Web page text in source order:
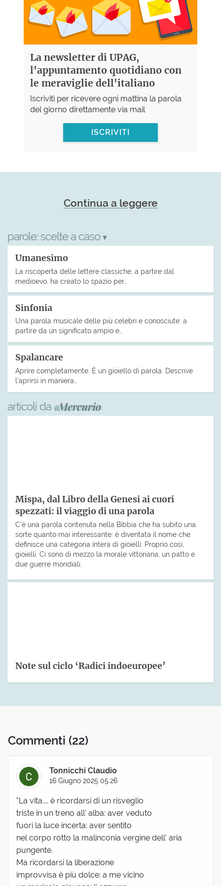
La newsletter di UPAG,
l'appuntamento quotidiano con
le meraviglie dell'italiano
Iscriviti per ricevere ogni mattina la parola
del giorno direttamente via mail
ISCRIVITI
Continua a leggere
parole: scelte a caso ▾
Umanesimo
La riscoperta delle lettere classiche, a partire dal
medioevo, ha creato lo spazio per…
Sinfonia
Una parola musicale delle più celebri e conosciute: a
partire da un significato ampio e…
Spalancare
Aprire completamente. È un gioiello di parola. Descrive
l’aprirsi in maniera…
articoli da
Mispa, dal Libro della Genesi ai cuori
spezzati: il viaggio di una parola
C’è una parola contenuta nella Bibbia che ha subito una
sorte quanto mai interessante: è diventata il nome che
definisce una categoria intera di gioielli. Proprio così,
gioielli. Ci sono di mezzo la morale vittoriana, un patto e
due guerre mondiali.
Note sul ciclo ‘Radici indoeuropee’
Commenti (22)
Tonnicchi Claudio
16 Giugno 2025 05:26
"La vita.... è ricordarsi di un risveglio
triste in un treno all' alba: aver veduto
fuori la luce incerta: aver sentito
nel corpo rotto la malinconia vergine dell' aria
pungente.
Ma ricordarsi la liberazione
improvvisa è più dolce: a me vicino